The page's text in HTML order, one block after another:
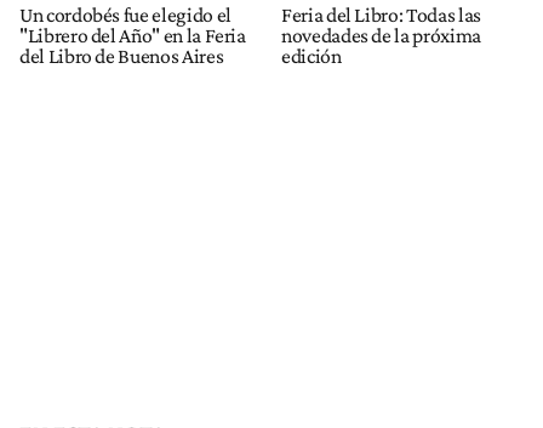
Un cordobés fue elegido el
"Librero del Año" en la Feria
del Libro de Buenos Aires
Feria del Libro: Todas las
novedades de la próxima
edición